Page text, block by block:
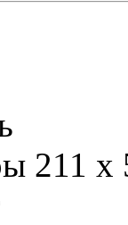
211 х